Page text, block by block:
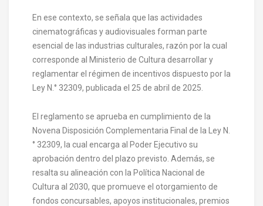
En ese contexto, se señala que las actividades
cinematográficas y audiovisuales forman parte
esencial de las industrias culturales, razón por la cual
corresponde al Ministerio de Cultura desarrollar y
reglamentar el régimen de incentivos dispuesto por la
Ley N.° 32309, publicada el 25 de abril de 2025.
El reglamento se aprueba en cumplimiento de la
Novena Disposición Complementaria Final de la Ley N.
° 32309, la cual encarga al Poder Ejecutivo su
aprobación dentro del plazo previsto. Además, se
resalta su alineación con la Política Nacional de
Cultura al 2030, que promueve el otorgamiento de
fondos concursables, apoyos institucionales, premios